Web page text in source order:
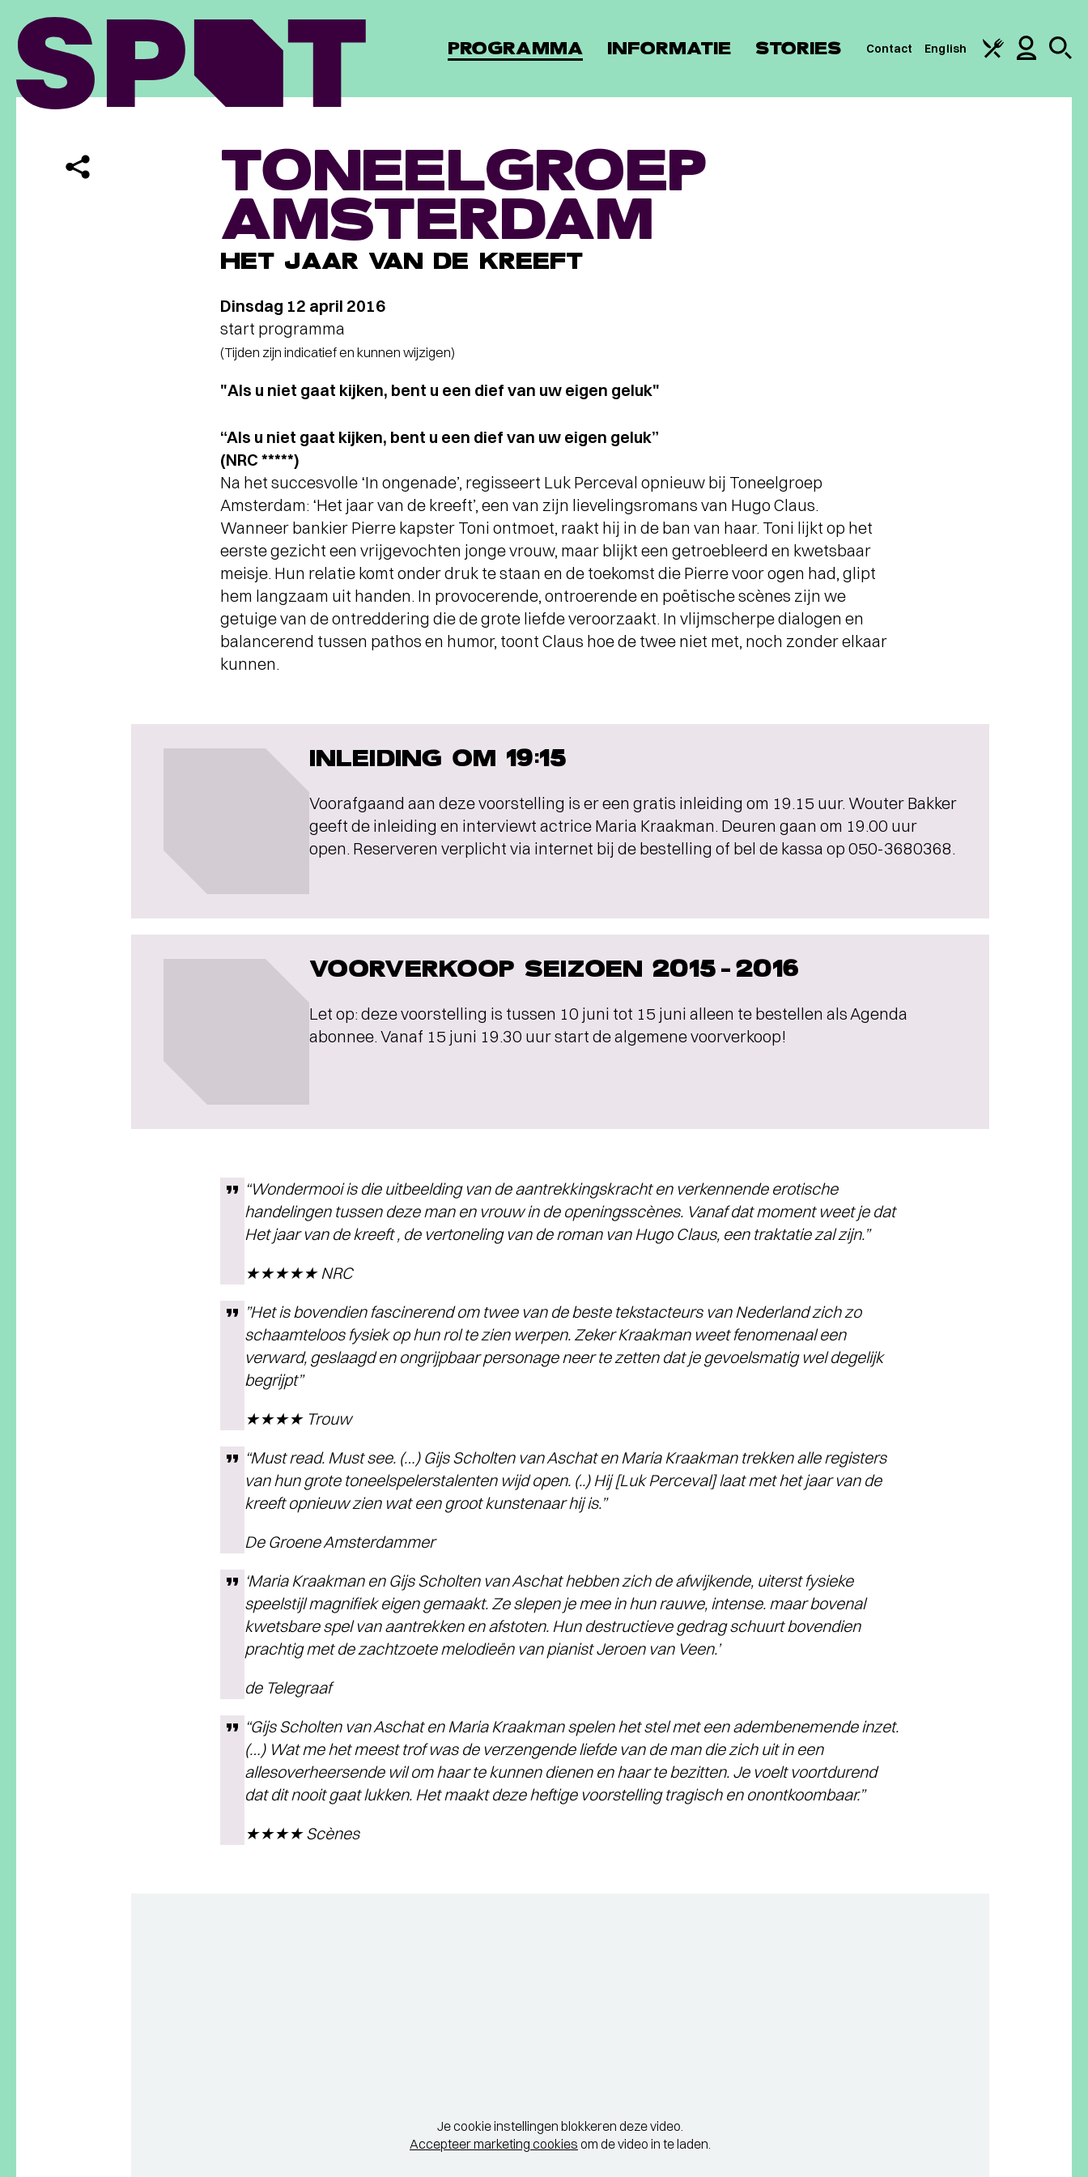
PROGRAMMA INFORMATIE STORIES Contact English
TONEELGROEP
AMSTERDAM
HET JAAR VAN DE KREEFT
Dinsdag 12 april 2016
start programma
(Tijden zijn indicatief en kunnen wijzigen)
"Als u niet gaat kijken, bent u een dief van uw eigen geluk"
“Als u niet gaat kijken, bent u een dief van uw eigen geluk”
(NRC *****)
Na het succesvolle ‘In ongenade’, regisseert Luk Perceval opnieuw bij Toneelgroep
Amsterdam: ‘Het jaar van de kreeft’, een van zijn lievelingsromans van Hugo Claus.
Wanneer bankier Pierre kapster Toni ontmoet, raakt hij in de ban van haar. Toni lijkt op het
eerste gezicht een vrijgevochten jonge vrouw, maar blijkt een getroebleerd en kwetsbaar
meisje. Hun relatie komt onder druk te staan en de toekomst die Pierre voor ogen had, glipt
hem langzaam uit handen. In provocerende, ontroerende en poëtische scènes zijn we
getuige van de ontreddering die de grote liefde veroorzaakt. In vlijmscherpe dialogen en
balancerend tussen pathos en humor, toont Claus hoe de twee niet met, noch zonder elkaar
kunnen.
INLEIDING OM 19:15
Voorafgaand aan deze voorstelling is er een gratis inleiding om 19.15 uur. Wouter Bakker
geeft de inleiding en interviewt actrice Maria Kraakman. Deuren gaan om 19.00 uur
open. Reserveren verplicht via internet bij de bestelling of bel de kassa op 050-3680368.
VOORVERKOOP SEIZOEN 2015-2016
Let op: deze voorstelling is tussen 10 juni tot 15 juni alleen te bestellen als Agenda
abonnee. Vanaf 15 juni 19.30 uur start de algemene voorverkoop!
“Wondermooi is die uitbeelding van de aantrekkingskracht en verkennende erotische
handelingen tussen deze man en vrouw in de openingsscènes. Vanaf dat moment weet je dat
Het jaar van de kreeft , de vertoneling van de roman van Hugo Claus, een traktatie zal zijn.”
★★★★★ NRC
”Het is bovendien fascinerend om twee van de beste tekstacteurs van Nederland zich zo
schaamteloos fysiek op hun rol te zien werpen. Zeker Kraakman weet fenomenaal een
verward, geslaagd en ongrijpbaar personage neer te zetten dat je gevoelsmatig wel degelijk
begrijpt”
★★★★ Trouw
“Must read. Must see. (…) Gijs Scholten van Aschat en Maria Kraakman trekken alle registers
van hun grote toneelspelerstalenten wijd open. (..) Hij [Luk Perceval] laat met het jaar van de
kreeft opnieuw zien wat een groot kunstenaar hij is.”
De Groene Amsterdammer
‘Maria Kraakman en Gijs Scholten van Aschat hebben zich de afwijkende, uiterst fysieke
speelstijl magnifiek eigen gemaakt. Ze slepen je mee in hun rauwe, intense. maar bovenal
kwetsbare spel van aantrekken en afstoten. Hun destructieve gedrag schuurt bovendien
prachtig met de zachtzoete melodieën van pianist Jeroen van Veen.’
de Telegraaf
“Gijs Scholten van Aschat en Maria Kraakman spelen het stel met een adembenemende inzet.
(…) Wat me het meest trof was de verzengende liefde van de man die zich uit in een
allesoverheersende wil om haar te kunnen dienen en haar te bezitten. Je voelt voortdurend
dat dit nooit gaat lukken. Het maakt deze heftige voorstelling tragisch en onontkoombaar.”
★★★★ Scènes
Je cookie instellingen blokkeren deze video.
Accepteer marketing cookies om de video in te laden.